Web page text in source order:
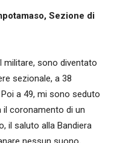
Sezione di
militare, sono diventato
sezionale, a 38
a 49, mi sono seduto
il coronamento di un
il saluto alla Bandiera